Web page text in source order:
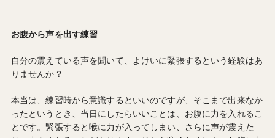
お腹から声を出す練習
自分の震えている声を聞いて、よけいに緊張するという経験はあ
りませんか？
本当は、練習時から意識するといいのですが、そこまで出来なか
ったというとき、当日にしたらいいことは、お腹に力を入れるこ
とです。緊張すると喉に力が入ってしまい、さらに声が震えた